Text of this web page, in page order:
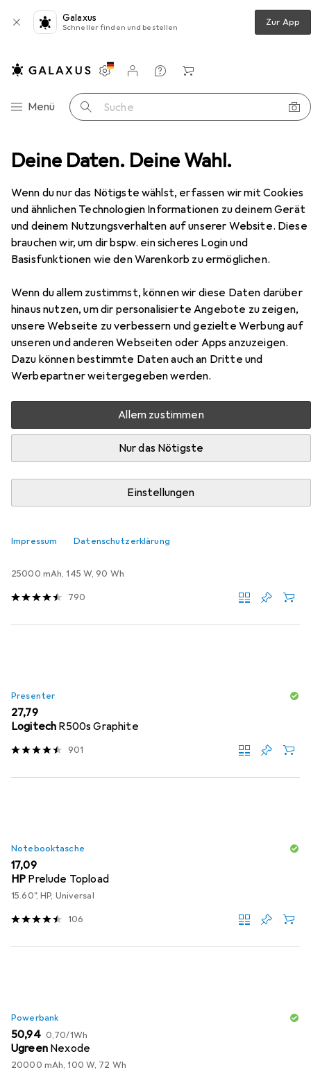
Deine Daten. Deine Wahl.
Wenn du nur das Nötigste wählst, erfassen wir mit Cookies
und ähnlichen Technologien Informationen zu deinem Gerät
und deinem Nutzungsverhalten auf unserer Website. Diese
brauchen wir, um dir bspw. ein sicheres Login und
Basisfunktionen wie den Warenkorb zu ermöglichen.
Wenn du allem zustimmst, können wir diese Daten darüber
hinaus nutzen, um dir personalisierte Angebote zu zeigen,
unsere Webseite zu verbessern und gezielte Werbung auf
unseren und anderen Webseiten oder Apps anzuzeigen.
Dazu können bestimmte Daten auch an Dritte und
Werbepartner weitergegeben werden.
Allem zustimmen
Nur das Nötigste
Einstellungen
Impressum Datenschutzerklärung
Galaxus
Schneller finden und bestellen Zur App
Navigation nach Kategorien
Menü Suche
Einstellungen
Kundenkonto
Vergleichslisten
Merklisten
Warenkorb
Notebooks + PCs Notebook Captiva I82-531
EUR
945,66
CaptivaI82-531
15.60", 1000 GB, 32 GB, DE, Intel Core i7-1255U
Zubehör für Captiva I82-531
Hier findest du passendes Zubehör zum Produkt Captiva
I82-531 aus den Kategorien Powerbank, Presenter und
Notebooktasche.
Beliebt Powerbank Presenter Notebooktasche
Relevanz
Produktliste
EUR
52,17 EUR
0,58 1Wh
25000 mAh, 145 W, 90 Wh
790
Presenter
EUR
27,79
Logitech R500s Graphite
901
Notebooktasche
EUR
17,09
HP Prelude Topload
15.60", HP, Universal
106
Powerbank
EUR
50,94 EUR
0,70/1Wh
Ugreen Nexode
20000 mAh, 100 W, 72 Wh